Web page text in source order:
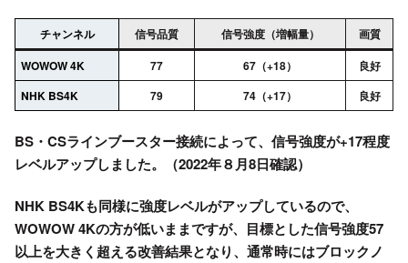
チャンネル 信号品質 信号強度（増幅量）
画質
WOWOW 4K
77 67（+18）
良好
NHK BS4K
79 74（+17） 良好
BS・CSラインブースター接続によって、信号強度が+17程度
レベルアップしました。（2022年８月8日確認）
NHK BS4Kも同様に強度レベルがアップしているので、
WOWOW 4Kの方が低いままですが、目標とした信号強度57
以上を大きく超える改善結果となり、通常時にはブロックノ